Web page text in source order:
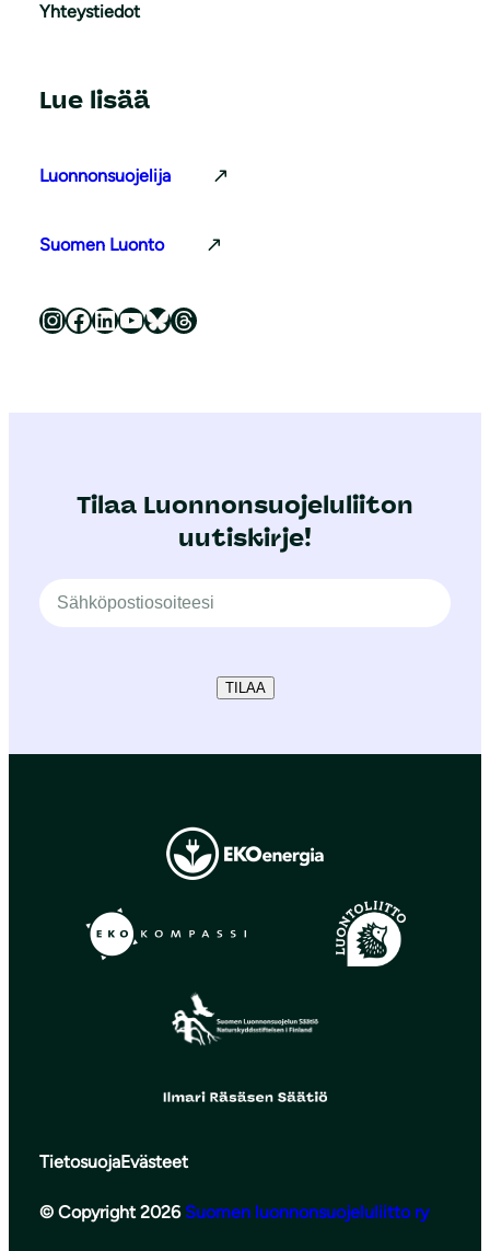
Yhteystiedot
Lue lisää
Luonnonsuojelija
Suomen Luonto
Luonnonsuojeluliitto Instagramissa Luonnonsuojeluliitto Facebookissa Luonnonsuojeluliitto LinkedInissä Luonnonsuojeluliiton YouTube-kanava Luonnonsuojeluliitto Blueskyssa Luonnonsuojeluliitto Threadsissa
Tilaa Luonnonsuojeluliiton
uutiskirje!
TILAA
TietosuojaEvästeet
© Copyright 2026 Suomen luonnonsuojeluliitto ry